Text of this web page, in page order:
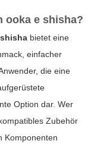
ooka e shisha?
bietet eine
einfacher
die eine
Option dar. Wer
Zubehör
Komponenten